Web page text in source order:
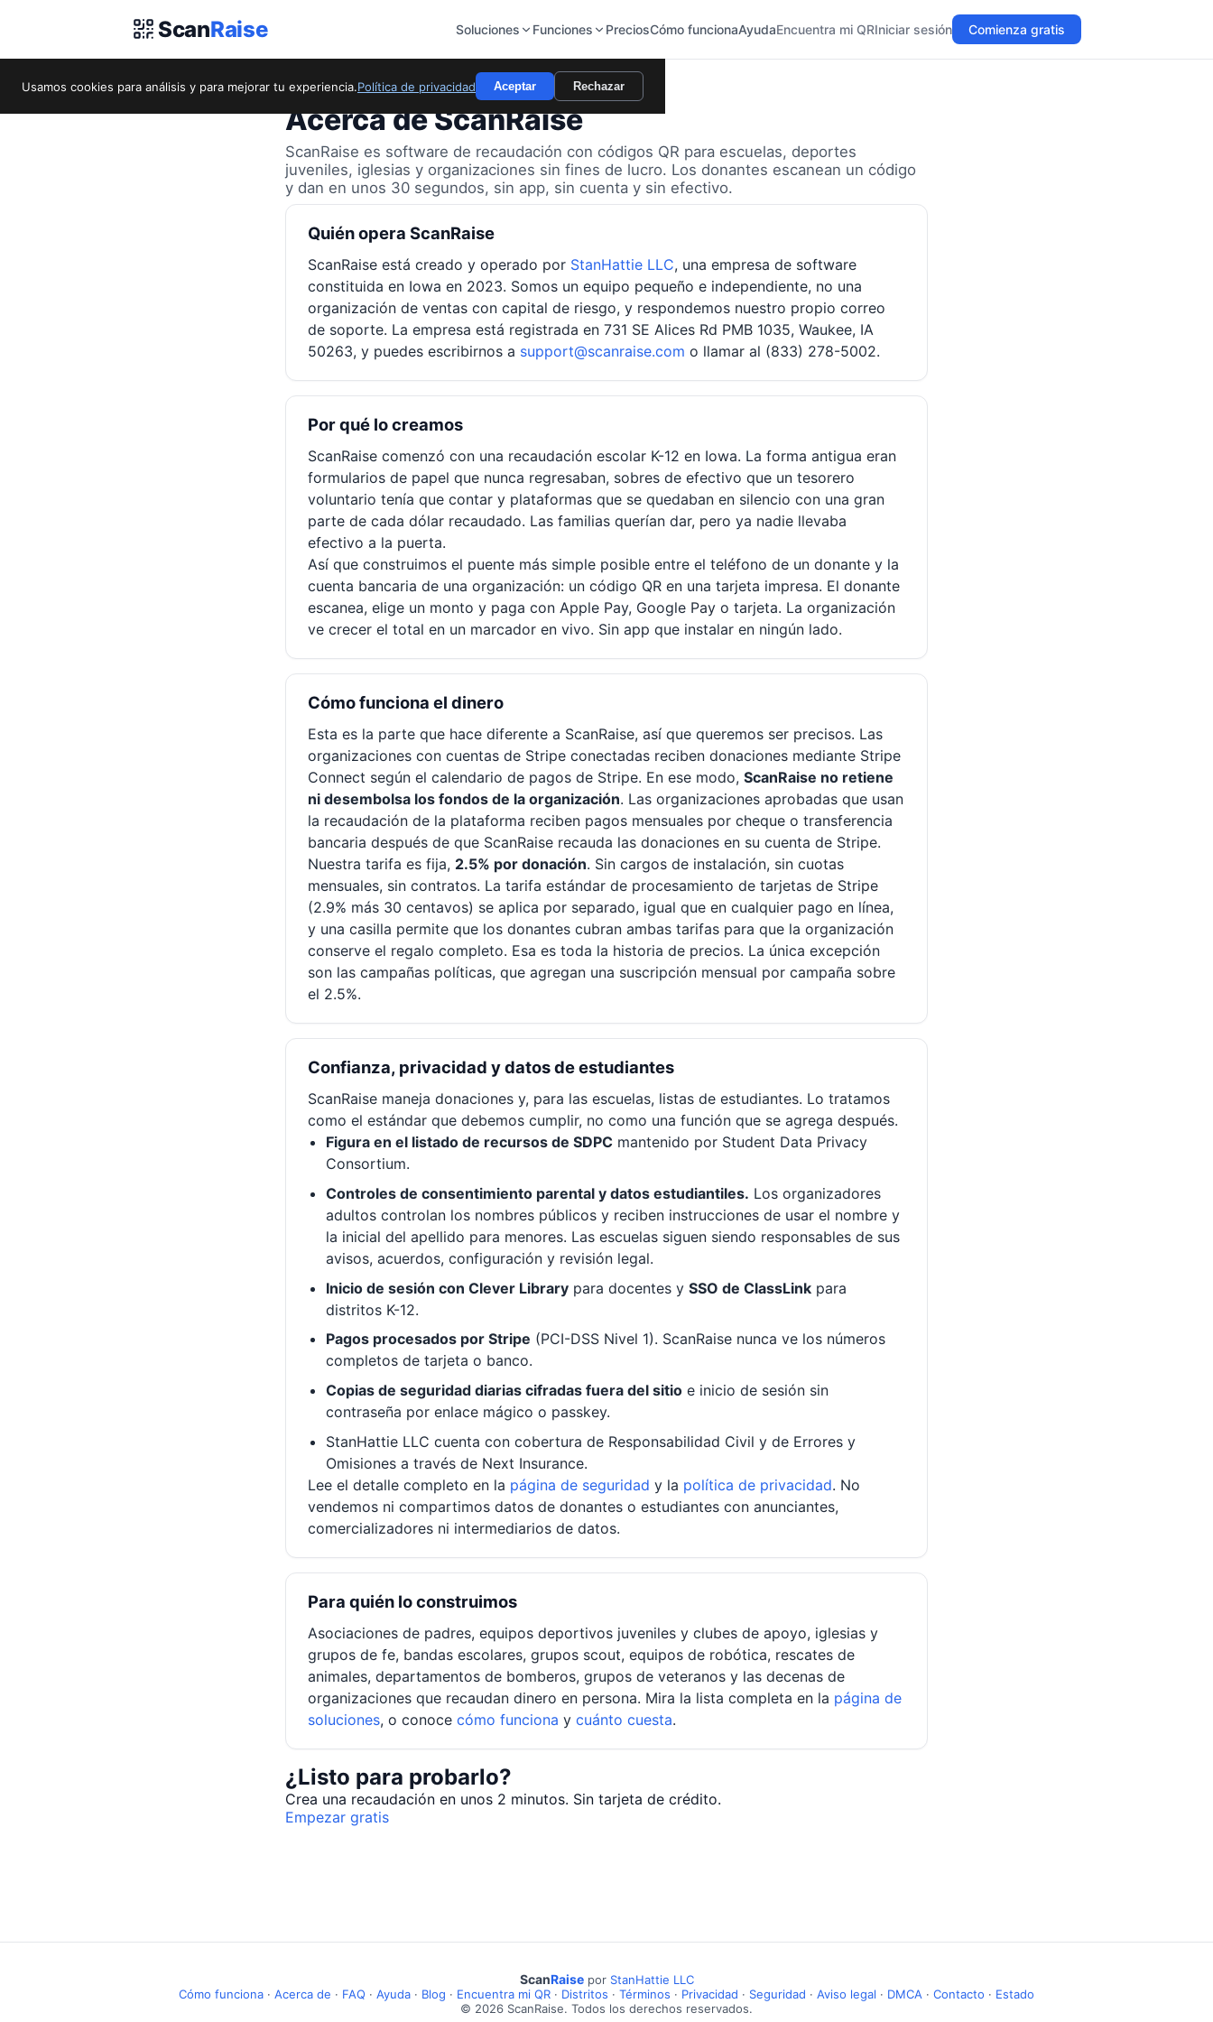
ScanRaise Soluciones Funciones PreciosCómo funcionaAyudaEncuentra mi QRIniciar sesión Comienza gratis
Usamos cookies para análisis y para mejorar tu experiencia.Política de privacidad Aceptar Rechazar
Acerca de ScanRaise
ScanRaise es software de recaudación con códigos QR para escuelas, deportes
juveniles, iglesias y organizaciones sin fines de lucro. Los donantes escanean un código
y dan en unos 30 segundos, sin app, sin cuenta y sin efectivo.
Quién opera ScanRaise
ScanRaise está creado y operado por StanHattie LLC, una empresa de software
constituida en Iowa en 2023. Somos un equipo pequeño e independiente, no una
organización de ventas con capital de riesgo, y respondemos nuestro propio correo
de soporte. La empresa está registrada en 731 SE Alices Rd PMB 1035, Waukee, IA
50263, y puedes escribirnos a support@scanraise.com o llamar al (833) 278-5002.
Por qué lo creamos
ScanRaise comenzó con una recaudación escolar K-12 en Iowa. La forma antigua eran
formularios de papel que nunca regresaban, sobres de efectivo que un tesorero
voluntario tenía que contar y plataformas que se quedaban en silencio con una gran
parte de cada dólar recaudado. Las familias querían dar, pero ya nadie llevaba
efectivo a la puerta.
Así que construimos el puente más simple posible entre el teléfono de un donante y la
cuenta bancaria de una organización: un código QR en una tarjeta impresa. El donante
escanea, elige un monto y paga con Apple Pay, Google Pay o tarjeta. La organización
ve crecer el total en un marcador en vivo. Sin app que instalar en ningún lado.
Cómo funciona el dinero
Esta es la parte que hace diferente a ScanRaise, así que queremos ser precisos. Las
organizaciones con cuentas de Stripe conectadas reciben donaciones mediante Stripe
Connect según el calendario de pagos de Stripe. En ese modo, ScanRaise no retiene
ni desembolsa los fondos de la organización. Las organizaciones aprobadas que usan
la recaudación de la plataforma reciben pagos mensuales por cheque o transferencia
bancaria después de que ScanRaise recauda las donaciones en su cuenta de Stripe.
Nuestra tarifa es fija, 2.5% por donación. Sin cargos de instalación, sin cuotas
mensuales, sin contratos. La tarifa estándar de procesamiento de tarjetas de Stripe
(2.9% más 30 centavos) se aplica por separado, igual que en cualquier pago en línea,
y una casilla permite que los donantes cubran ambas tarifas para que la organización
conserve el regalo completo. Esa es toda la historia de precios. La única excepción
son las campañas políticas, que agregan una suscripción mensual por campaña sobre
el 2.5%.
Confianza, privacidad y datos de estudiantes
ScanRaise maneja donaciones y, para las escuelas, listas de estudiantes. Lo tratamos
como el estándar que debemos cumplir, no como una función que se agrega después.
Figura en el listado de recursos de SDPC mantenido por Student Data Privacy
Consortium.
Controles de consentimiento parental y datos estudiantiles. Los organizadores
adultos controlan los nombres públicos y reciben instrucciones de usar el nombre y
la inicial del apellido para menores. Las escuelas siguen siendo responsables de sus
avisos, acuerdos, configuración y revisión legal.
Inicio de sesión con Clever Library para docentes y SSO de ClassLink para
distritos K-12.
Pagos procesados por Stripe (PCI-DSS Nivel 1). ScanRaise nunca ve los números
completos de tarjeta o banco.
Copias de seguridad diarias cifradas fuera del sitio e inicio de sesión sin
contraseña por enlace mágico o passkey.
StanHattie LLC cuenta con cobertura de Responsabilidad Civil y de Errores y
Omisiones a través de Next Insurance.
Lee el detalle completo en la página de seguridad y la política de privacidad. No
vendemos ni compartimos datos de donantes o estudiantes con anunciantes,
comercializadores ni intermediarios de datos.
Para quién lo construimos
Asociaciones de padres, equipos deportivos juveniles y clubes de apoyo, iglesias y
grupos de fe, bandas escolares, grupos scout, equipos de robótica, rescates de
animales, departamentos de bomberos, grupos de veteranos y las decenas de
organizaciones que recaudan dinero en persona. Mira la lista completa en la página de
soluciones, o conoce cómo funciona y cuánto cuesta.
¿Listo para probarlo?
Crea una recaudación en unos 2 minutos. Sin tarjeta de crédito.
Empezar gratis
ScanRaisepor StanHattie LLC
Cómo funciona · Acerca de · FAQ · Ayuda · Blog · Encuentra mi QR · Distritos · Términos · Privacidad · Seguridad · Aviso legal · DMCA · Contacto · Estado
© 2026 ScanRaise. Todos los derechos reservados.